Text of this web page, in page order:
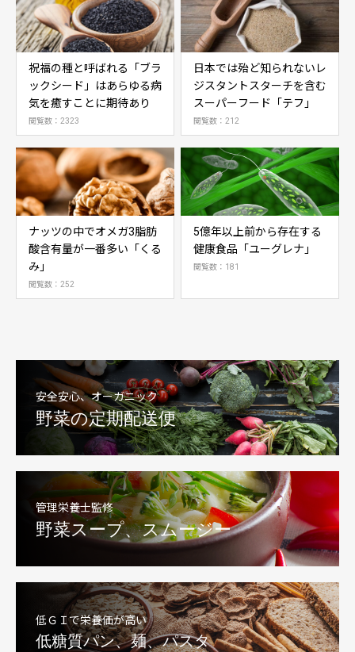
祝福の種と呼ばれる「ブラ
ックシード」はあらゆる病
気を癒すことに期待あり
閲覧数：2323
日本では殆ど知られないレ
ジスタントスターチを含む
スーパーフード「テフ」
閲覧数：212
ナッツの中でオメガ3脂肪
酸含有量が一番多い「くる
み」
閲覧数：252
5億年以上前から存在する
健康食品「ユーグレナ」
閲覧数：181
安全安心、オーガニック
野菜の定期配送便
管理栄養士監修
野菜スープ、スムージー
低ＧＩで栄養価が高い
低糖質パン、麺、パスタ